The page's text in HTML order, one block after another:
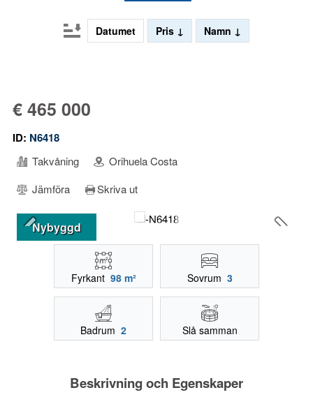
Datumet Pris Namn
€ 465 000
ID: N6418
Takvåning
Orihuela Costa
Jämföra
Skriva ut
Nybyggd
Fyrkant 98 m² Sovrum 3
Badrum 2 Slå samman
Beskrivning och Egenskaper